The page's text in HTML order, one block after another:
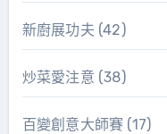
新廚展功夫 (42)
炒菜愛注意 (38)
百變創意大師賽 (17)